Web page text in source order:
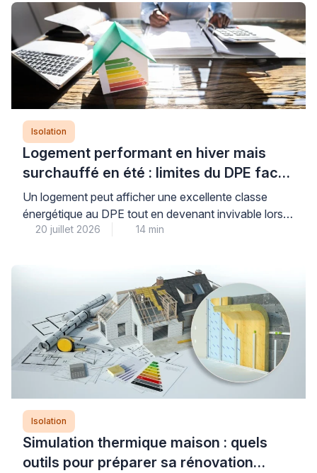
Isolation
Logement performant en hiver mais
surchauffé en été : limites du DPE face
aux canicules
Un logement peut afficher une excellente classe
énergétique au DPE tout en devenant invivable lors
des périodes de fortes chaleurs : cette situation, de
la performance hivernale. Le Diagnostic de
Performance Énergétique intègre désormais un
indicateur de confort d’été, mais celui-ci […]
20 juillet 2026 14 min
Isolation
Simulation thermique maison : quels
outils pour préparer sa rénovation